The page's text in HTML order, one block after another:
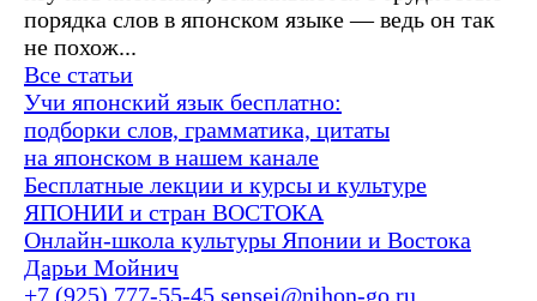
порядка слов в японском языке — ведь он так
не похож...
Все статьи
Учи японский язык бесплатно:
подборки слов, грамматика, цитаты
на японском в нашем канале
Бесплатные лекции и курсы и культуре
ЯПОНИИ и стран ВОСТОКА
Онлайн-школа культуры Японии и Востока
Дарьи Мойнич
+7 (925) 777-55-45 sensei@nihon-go.ru